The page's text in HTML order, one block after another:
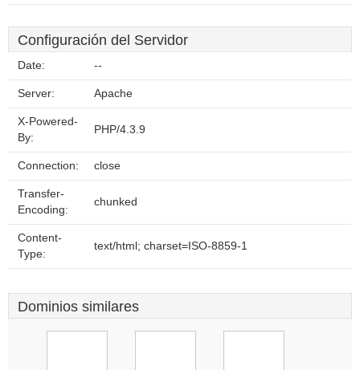
Configuración del Servidor
Date: --
Server: Apache
X-Powered-
By:
PHP/4.3.9
Connection: close
Transfer-
Encoding:
chunked
Content-
Type:
text/html; charset=ISO-8859-1
Dominios similares